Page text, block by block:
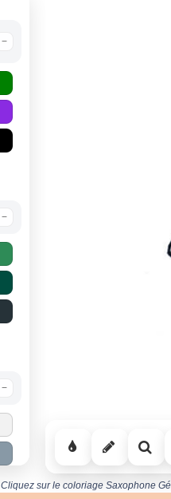
−
−
−
Cliquez sur le coloriage Saxophone